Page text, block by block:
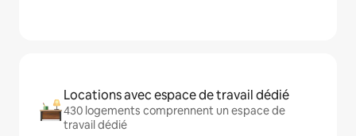
Locations avec espace de travail dédié
430 logements comprennent un espace de
travail dédié